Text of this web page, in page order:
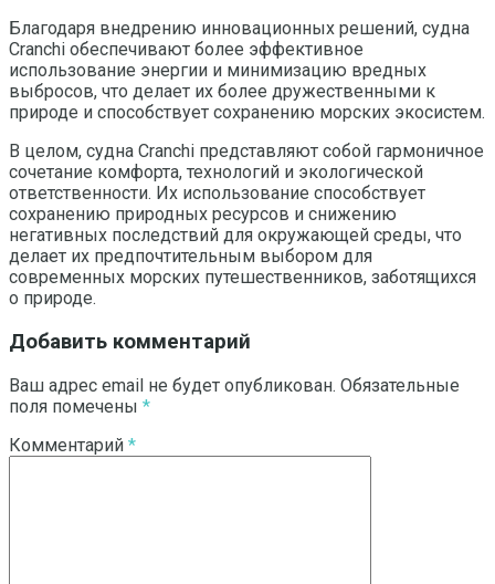
Благодаря внедрению инновационных решений, судна
Cranchi обеспечивают более эффективное
использование энергии и минимизацию вредных
выбросов, что делает их более дружественными к
природе и способствует сохранению морских экосистем.
В целом, судна Cranchi представляют собой гармоничное
сочетание комфорта, технологий и экологической
ответственности. Их использование способствует
сохранению природных ресурсов и снижению
негативных последствий для окружающей среды, что
делает их предпочтительным выбором для
современных морских путешественников, заботящихся
о природе.
Добавить комментарий
Ваш адрес email не будет опубликован. Обязательные
поля помечены *
Комментарий *